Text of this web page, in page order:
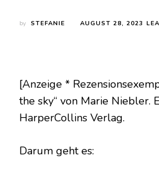
by STEFANIE AUGUST 28, 2023
[Anzeige *
the sky“ von Marie Niebler.
HarperCollins Verlag.
Darum geht es: